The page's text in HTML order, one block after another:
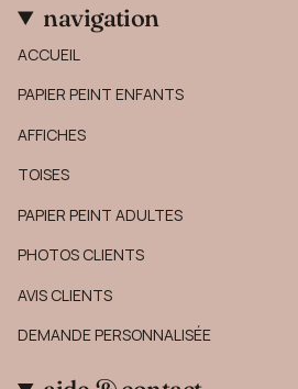
navigation
ACCUEIL
PAPIER PEINT ENFANTS
AFFICHES
TOISES
PAPIER PEINT ADULTES
PHOTOS CLIENTS
AVIS CLIENTS
DEMANDE PERSONNALISÉE